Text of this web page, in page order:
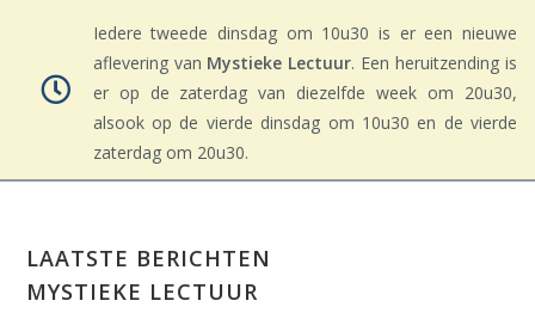
Iedere tweede dinsdag om 10u30 is er een nieuwe
aflevering van Mystieke Lectuur. Een heruitzending is
er op de zaterdag van diezelfde week om 20u30,
alsook op de vierde dinsdag om 10u30 en de vierde
zaterdag om 20u30.
LAATSTE BERICHTEN
MYSTIEKE LECTUUR